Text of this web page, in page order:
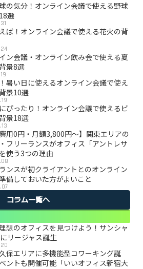
の気分！オンライン会議で使える野球
選
ば！オンライン会議で使える花火の背
ン会議・オンライン飲み会で使える夏
景8選
暑い日に使えるオンライン会議で使え
景10選
ぴったり！オンライン会議で使えるビ
景18選
費用0円・月額3,800円〜】関東エリアの
フリーランスがオフィス「アントレサ
使う3つの理由
ンスが初クライアントとのオンライン
備しておいた方がよいこと
コラム一覧へ
想のオフィスを見つけよう！サンシャ
リージャス誕生
保エリアに多機能型コワーキング誕
ントも開催可能「いいオフィス新宿大